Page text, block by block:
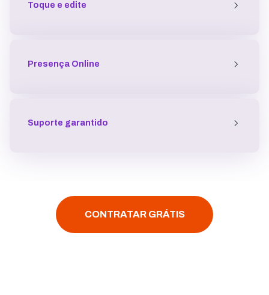
Toque e edite
Presença Online
Suporte garantido
CONTRATAR GRÁTIS